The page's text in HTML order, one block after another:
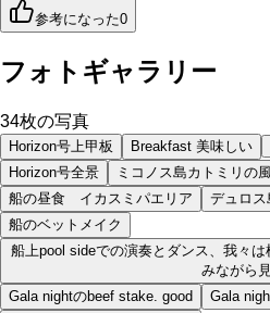
参考になった0
フォトギャラリー
34枚の写真
Horizon号上甲板 Breakfast 美味しい
Horizon号全景
ミコノス島カトミリの
船の昼食 イカスミパエリア
デュロ
船のベットメイク
船上pool sideでの演奏とダンス、我々
みながら
Gala nightのbeef stake. good
Gala